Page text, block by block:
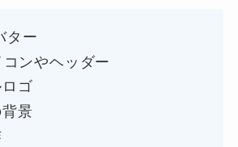
ター
ンやヘッダー
ゴ
景